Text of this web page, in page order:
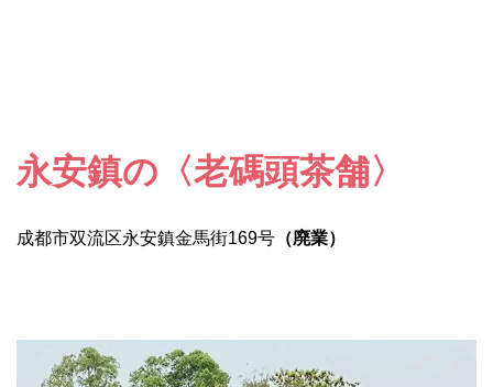
永安鎮の〈老碼頭茶舗〉
成都市双流区永安鎮金馬街169号 （廃業）